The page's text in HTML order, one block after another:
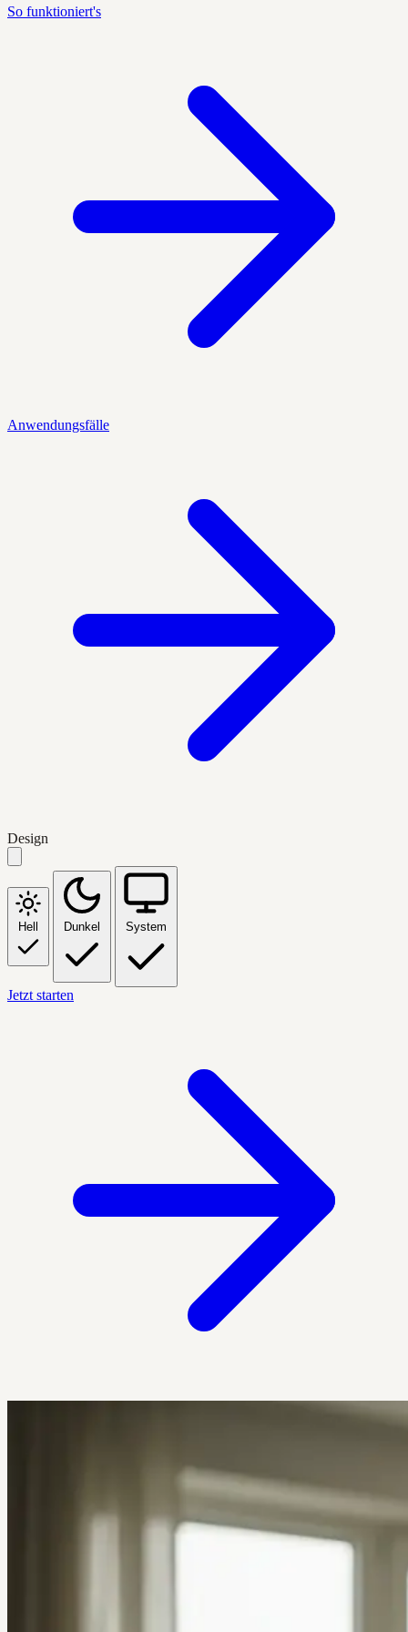
So funktioniert's
Anwendungsfälle
Design
Hell Dunkel System
Jetzt starten